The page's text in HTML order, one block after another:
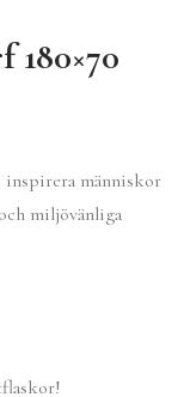
180×70
människor
miljövänliga